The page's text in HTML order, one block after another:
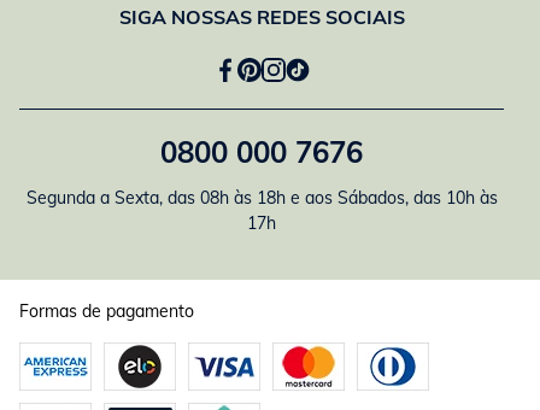
SIGA NOSSAS REDES SOCIAIS
0800 000 7676
Segunda a Sexta, das 08h às 18h e aos Sábados, das 10h às
17h
Formas de pagamento